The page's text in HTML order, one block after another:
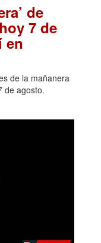
de
7 de
en
de la mañanera
de agosto.